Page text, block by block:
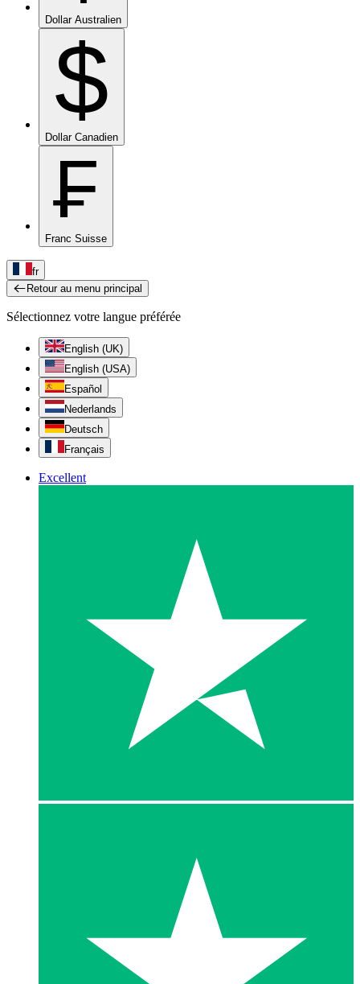
Dollar Australien
$
Dollar Canadien
₣
Franc Suisse
fr
Retour au menu principal
Sélectionnez votre langue préférée
English (UK)
English (USA)
Español
Nederlands
Deutsch
Français
Excellent